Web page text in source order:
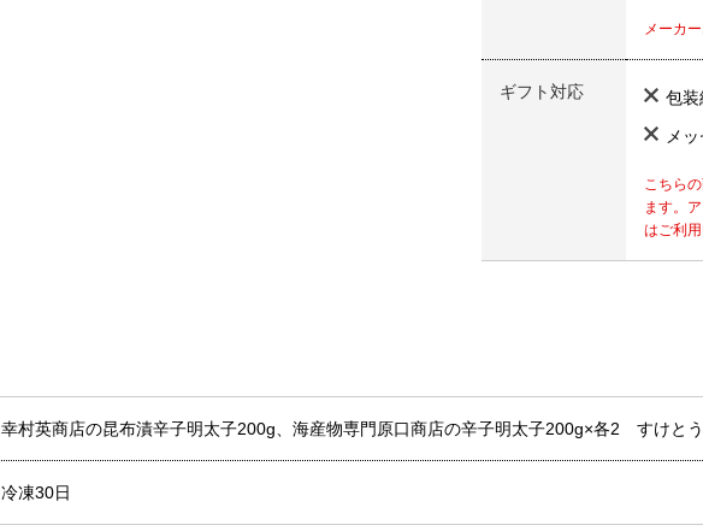
メーカ
ギフト対応 包装
メ
こちら
ます。
はご利用
幸村英商店の昆布漬辛子明太子200g、海産物専門原口商店の辛子明太子200g×各2 すけと
冷凍30日